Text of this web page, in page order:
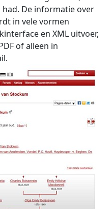
De informatie over
in vele vormen
en XML uitvoer,
of alleen in